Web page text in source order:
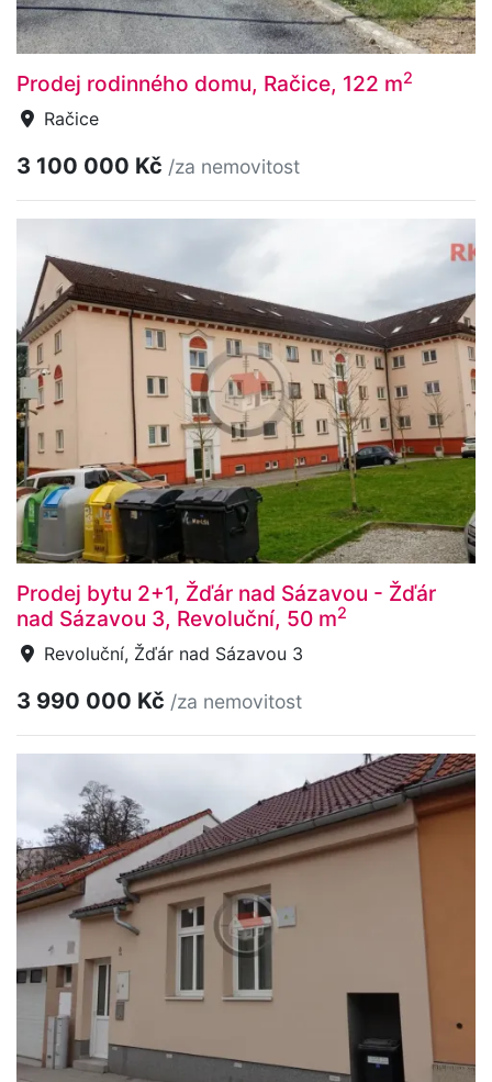
Prodej rodinného domu, Račice, 122 m2
Račice
3 100 000 Kč /za nemovitost
Prodej bytu 2+1, Žďár nad Sázavou - Žďár
nad Sázavou 3, Revoluční, 50 m2
Revoluční, Žďár nad Sázavou 3
3 990 000 Kč /za nemovitost